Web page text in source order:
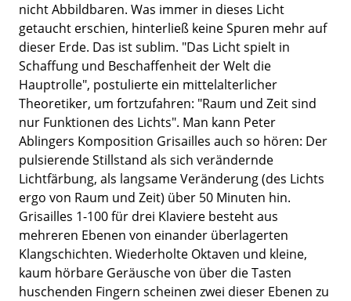
nicht Abbildbaren. Was immer in dieses Licht
getaucht erschien, hinterließ keine Spuren mehr auf
dieser Erde. Das ist sublim. "Das Licht spielt in
Schaffung und Beschaffenheit der Welt die
Hauptrolle", postulierte ein mittelalterlicher
Theoretiker, um fortzufahren: "Raum und Zeit sind
nur Funktionen des Lichts". Man kann Peter
Ablingers Komposition Grisailles auch so hören: Der
pulsierende Stillstand als sich verändernde
Lichtfärbung, als langsame Veränderung (des Lichts
ergo von Raum und Zeit) über 50 Minuten hin.
Grisailles 1-100 für drei Klaviere besteht aus
mehreren Ebenen von einander überlagerten
Klangschichten. Wiederholte Oktaven und kleine,
kaum hörbare Geräusche von über die Tasten
huschenden Fingern scheinen zwei dieser Ebenen zu